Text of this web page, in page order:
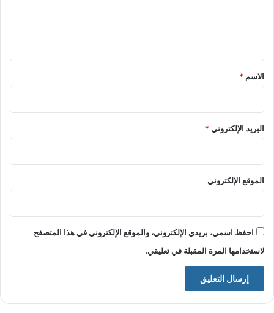
*
الاسم *
البريد الإلكتروني*
الموقع الإلكتروني
احفظ اسمي، بريدي الإلكتروني، والموقع الإلكتروني في هذا المتصفح
لاستخدامها المرة المقبلة في تعليقي.